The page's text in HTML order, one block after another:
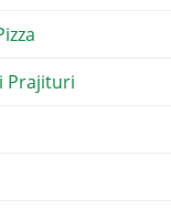
Prajituri